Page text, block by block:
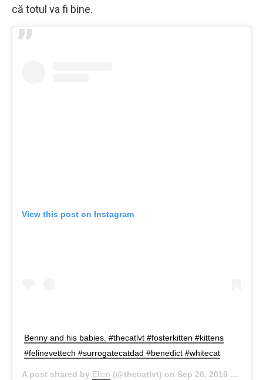
că totul va fi bine.
View this post on Instagram
Benny and his babies. #thecatlvt #fosterkitten #kittens
#felinevettech #surrogatecatdad #benedict #whitecat
A post shared by Ellen (@thecatlvt) on Sep 26, 2016 at 5:21pm PDT